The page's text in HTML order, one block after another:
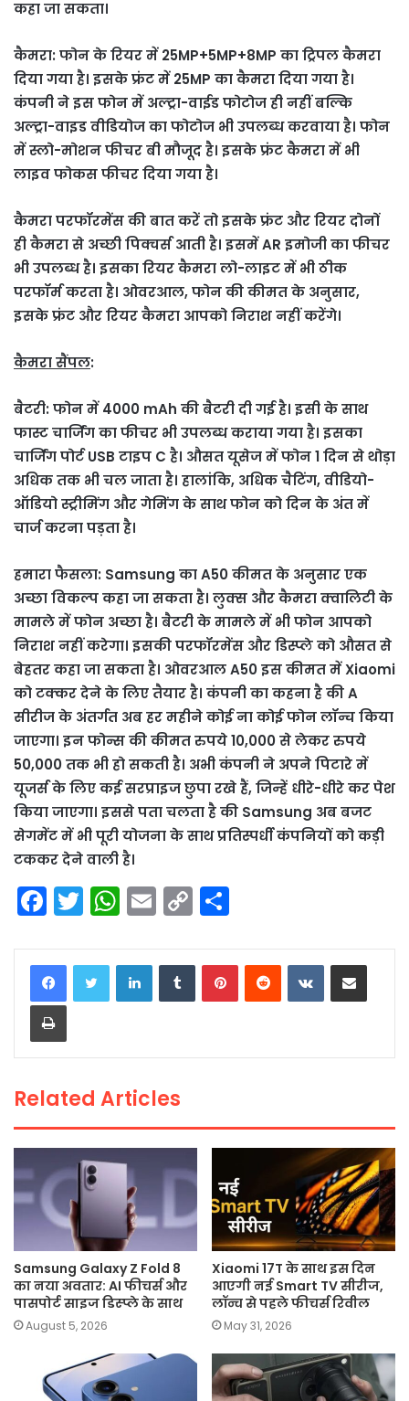
कहा जा सकता।
कैमरा: फोन के रियर में 25MP+5MP+8MP का ट्रिपल कैमरा
दिया गया है। इसके फ्रंट में 25MP का कैमरा दिया गया है।
कंपनी ने इस फोन में अल्ट्रा-वाईड फोटोज ही नहीं बल्कि
अल्ट्रा-वाइड वीडियोज का फोटोज भी उपलब्ध करवाया है। फोन
में स्लो-मोशन फीचर बी मौजूद है। इसके फ्रंट कैमरा में भी
लाइव फोकस फीचर दिया गया है।
कैमरा परफॉरमेंस की बात करें तो इसके फ्रंट और रियर दोनों
ही कैमरा से अच्छी पिक्चर्स आती है। इसमें AR इमोजी का फीचर
भी उपलब्ध है। इसका रियर कैमरा लो-लाइट में भी ठीक
परफॉर्म करता है। ओवरआल, फोन की कीमत के अनुसार,
इसके फ्रंट और रियर कैमरा आपको निराश नहीं करेंगे।
कैमरा सैंपल:
बैटरी: फोन में 4000 mAh की बैटरी दी गई है। इसी के साथ
फास्ट चार्जिंग का फीचर भी उपलब्ध कराया गया है। इसका
चार्जिंग पोर्ट USB टाइप C है। औसत यूसेज में फोन 1 दिन से थोड़ा
अधिक तक भी चल जाता है। हालांकि, अधिक चैटिंग, वीडियो-
ऑडियो स्ट्रीमिंग और गेमिंग के साथ फोन को दिन के अंत में
चार्ज करना पड़ता है।
हमारा फैसला: Samsung का A50 कीमत के अनुसार एक
अच्छा विकल्प कहा जा सकता है। लुक्स और कैमरा क्वालिटी के
मामले में फोन अच्छा है। बैटरी के मामले में भी फोन आपको
निराश नहीं करेगा। इसकी परफॉरमेंस और डिस्प्ले को औसत से
बेहतर कहा जा सकता है। ओवरआल A50 इस कीमत में Xiaomi
को टक्कर देने के लिए तैयार है। कंपनी का कहना है की A
सीरीज के अंतर्गत अब हर महीने कोई ना कोई फोन लॉन्च किया
जाएगा। इन फोन्स की कीमत रुपये 10,000 से लेकर रुपये
50,000 तक भी हो सकती है। अभी कंपनी ने अपने पिटारे में
यूजर्स के लिए कई सरप्राइज छुपा रखे हैं, जिन्हें धीरे-धीरे कर पेश
किया जाएगा। इससे पता चलता है की Samsung अब बजट
सेगमेंट में भी पूरी योजना के साथ प्रतिस्पर्धी कंपनियों को कड़ी
टककर देने वाली है।
F
a
c
e
b
o
k
T
w
itt
er
W
h
a
ts
p
E
m
ai
C
o
p
n
ar
LinkedInTumblrPinterestReddit VKontakteShare via Email
Print
Related Articles
Samsung Galaxy Z Fold 8
का नया अवतार: AI फीचर्स और
पासपोर्ट साइज डिस्प्ले के साथ
August 5, 2026
Xiaomi 17T के साथ इस दिन
आएगी नई Smart TV सीरीज,
लॉन्च से पहले फीचर्स रिवील
May 31, 2026